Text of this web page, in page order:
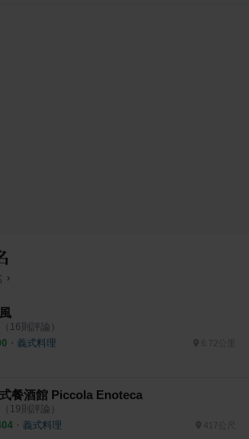
›
（ 16則評論）
・ 義式料理
餐酒館 Piccola Enoteca
（ 19則評論）
・ 義式料理 417公尺